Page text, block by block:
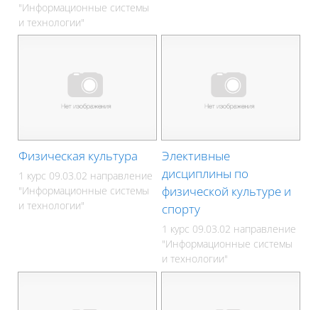
"Информационные системы
и технологии"
Физическая культура
1 курс 09.03.02 направление
"Информационные системы
и технологии"
Элективные
дисциплины по
физической культуре и
спорту
1 курс 09.03.02 направление
"Информационные системы
и технологии"